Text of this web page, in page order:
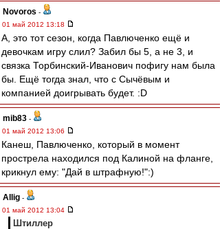
Novoros -
01 май 2012 13:18
А, это тот сезон, когда Павлюченко ещё и
девочкам игру слил? Забил бы 5, а не 3, и
связка Торбинский-Иванович пофигу нам была
бы. Ещё тогда знал, что с Сычёвым и
компанией доигрывать будет. :D
mib83 -
01 май 2012 13:06
Канеш, Павлюченко, который в момент
прострела находился под Калиной на фланге,
крикнул ему: "Дай в штрафную!":)
Allig -
01 май 2012 13:04
Штиллер